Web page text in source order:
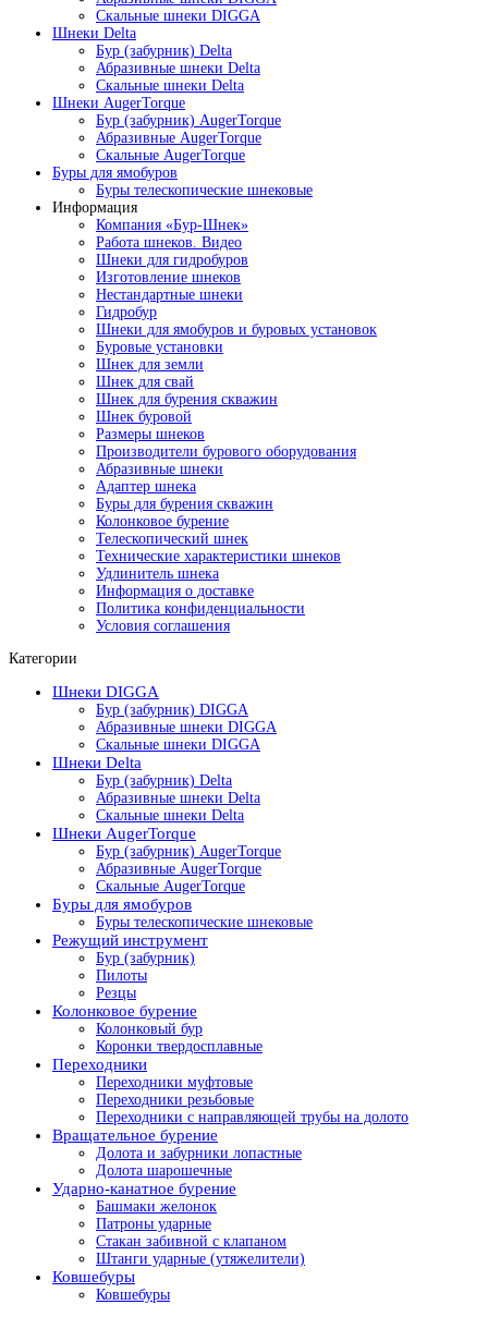
Скальные шнеки DIGGA
Шнеки Delta
Бур (забурник) Delta
Абразивные шнеки Delta
Скальные шнеки Delta
Шнеки AugerTorque
Бур (забурник) AugerTorque
Абразивные AugerTorque
Скальные AugerTorque
Буры для ямобуров
Буры телескопические шнековые
Информация
Компания «Бур-Шнек»
Работа шнеков. Видео
Шнеки для гидробуров
Изготовление шнеков
Нестандартные шнеки
Гидробур
Шнеки для ямобуров и буровых установок
Буровые установки
Шнек для земли
Шнек для свай
Шнек для бурения скважин
Шнек буровой
Размеры шнеков
Производители бурового оборудования
Абразивные шнеки
Адаптер шнека
Буры для бурения скважин
Колонковое бурение
Телескопический шнек
Технические характеристики шнеков
Удлинитель шнека
Информация о доставке
Политика конфиденциальности
Условия соглашения
Категории
Шнеки DIGGA
Бур (забурник) DIGGA
Абразивные шнеки DIGGA
Скальные шнеки DIGGA
Шнеки Delta
Бур (забурник) Delta
Абразивные шнеки Delta
Скальные шнеки Delta
Шнеки AugerTorque
Бур (забурник) AugerTorque
Абразивные AugerTorque
Скальные AugerTorque
Буры для ямобуров
Буры телескопические шнековые
Режущий инструмент
Бур (забурник)
Пилоты
Резцы
Колонковое бурение
Колонковый бур
Коронки твердосплавные
Переходники
Переходники муфтовые
Переходники резьбовые
Переходники с направляющей трубы на долото
Вращательное бурение
Долота и забурники лопастные
Долота шарошечные
Ударно-канатное бурение
Башмаки желонок
Патроны ударные
Стакан забивной с клапаном
Штанги ударные (утяжелители)
Ковшебуры
Ковшебуры